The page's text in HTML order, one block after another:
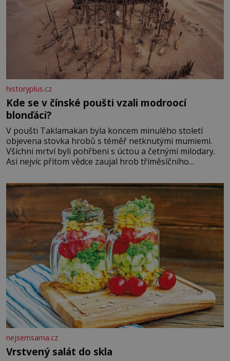
historyplus.cz
Kde se v čínské poušti vzali modroocí
blonďáci?
V poušti Taklamakan byla koncem minulého století
objevena stovka hrobů s téměř netknutými mumiemi.
Všichni mrtví byli pohřbeni s úctou a četnými milodary.
Asi nejvíc přitom vědce zaujal hrob tříměsíčního
blonďaté vlásky. Fakt, že jsou těla dávných lidí nesmírně
dobře zachovalá, přičítají odborníci zdejším klimatickým
podmínkám. Sucho, prosolené písky a extrémně
nejsemsama.cz
Vrstvený salát do skla